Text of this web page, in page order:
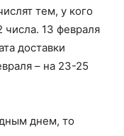
тем, у кого
числа. 13 февраля
доставки
– на 23-25
днем, то